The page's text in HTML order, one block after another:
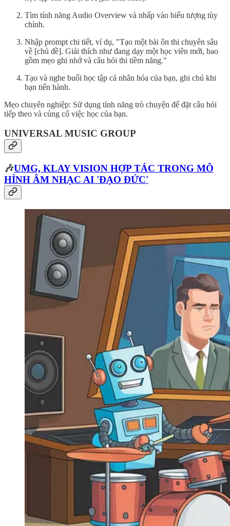
Tìm tính năng Audio Overview và nhấp vào biểu tượng tùy
chỉnh.
Nhập prompt chi tiết, ví dụ, "Tạo một bài ôn thi chuyên sâu
về [chủ đề]. Giải thích như đang dạy một học viên mới, bao
gồm mẹo ghi nhớ và câu hỏi thi tiềm năng."
Tạo và nghe buổi học tập cá nhân hóa của bạn, ghi chú khi
bạn tiến hành.
Mẹo chuyên nghiệp: Sử dụng tính năng trò chuyện để đặt câu hỏi
tiếp theo và củng cố việc học của bạn.
UNIVERSAL MUSIC GROUP
🎶UMG, KLAY VISION HỢP TÁC TRONG MÔ
HÌNH ÂM NHẠC AI 'ĐẠO ĐỨC'